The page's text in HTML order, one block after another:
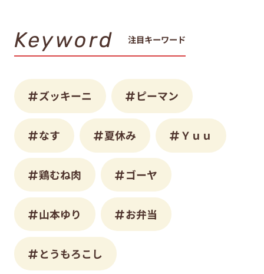
Keyword 注目キーワード
ズッキーニ ピーマン
なす 夏休み Ｙｕｕ
鶏むね肉 ゴーヤ
山本ゆり お弁当
とうもろこし